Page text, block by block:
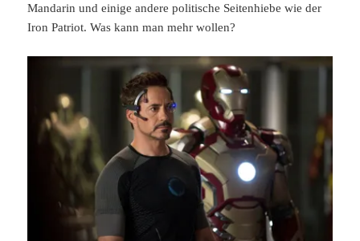
Mandarin und einige andere politische Seitenhiebe wie der
Iron Patriot. Was kann man mehr wollen?